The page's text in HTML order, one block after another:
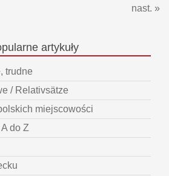
nast. »
artykuły
trudne
/ Relativsätze
miejscowości
do Z